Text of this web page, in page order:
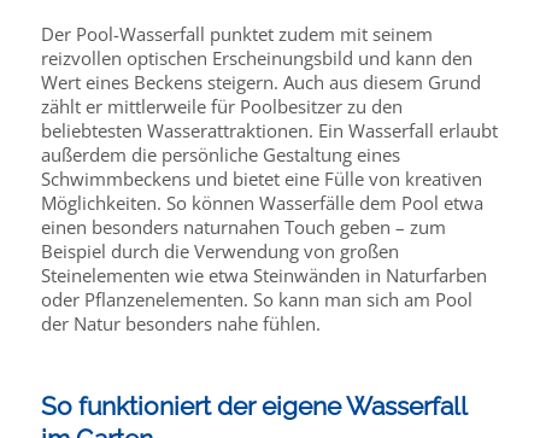
Der Pool-Wasserfall punktet zudem mit seinem
reizvollen optischen Erscheinungsbild und kann den
Wert eines Beckens steigern. Auch aus diesem Grund
zählt er mittlerweile für Poolbesitzer zu den
beliebtesten Wasserattraktionen. Ein Wasserfall erlaubt
außerdem die persönliche Gestaltung eines
Schwimmbeckens und bietet eine Fülle von kreativen
Möglichkeiten. So können Wasserfälle dem Pool etwa
einen besonders naturnahen Touch geben – zum
Beispiel durch die Verwendung von großen
Steinelementen wie etwa Steinwänden in Naturfarben
oder Pflanzenelementen. So kann man sich am Pool
der Natur besonders nahe fühlen.
So funktioniert der eigene Wasserfall